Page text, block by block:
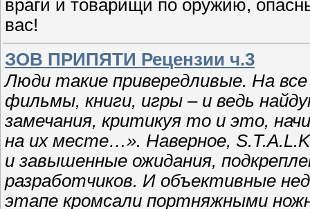
враги и товарищи по оружию,
вас!
ЗОВ ПРИПЯТИ Рецензии ч.3
Люди такие привередливые. На
фильмы, книги, игры – и ведь
замечания, критикуя то и это,
на их месте…». Наверное,
и завышенные ожидания,
разработчиков. И объективные
этапе кромсали портняжными